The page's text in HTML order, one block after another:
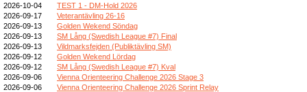
2026-10-04
TEST 1 - DM-Hold 2026
2026-09-17
Veterantävling 26-16
2026-09-13
Golden Wekend Söndag
2026-09-13
SM Lång (Swedish League #7) Final
2026-09-13
Vildmarksfejden (Publiktävling SM)
2026-09-12
Golden Wekend Lördag
2026-09-12
SM Lång (Swedish League #7) Kval
2026-09-06
Vienna Orienteering Challenge 2026 Stage 3
2026-09-06
Vienna Orienteering Challenge 2026 Sprint Relay